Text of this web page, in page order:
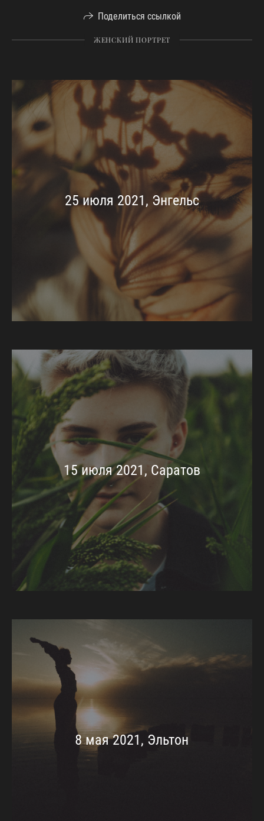
Поделиться ссылкой
ЖЕНСКИЙ ПОРТРЕТ
25 июля 2021, Энгельс
15 июля 2021, Саратов
8 мая 2021, Эльтон